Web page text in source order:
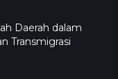
Daerah dalam
Transmigrasi